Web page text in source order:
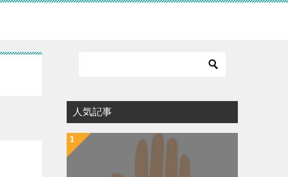
人気記事